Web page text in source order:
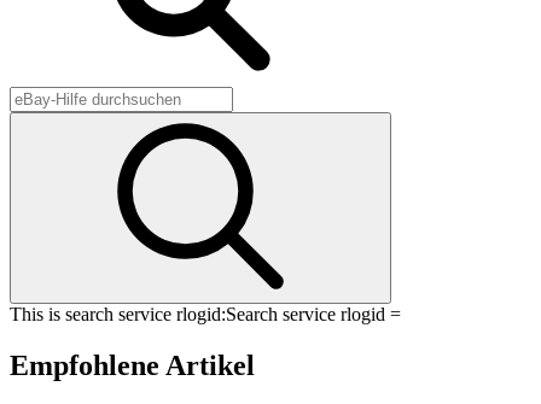
This is search service rlogid:Search service rlogid =
Empfohlene Artikel